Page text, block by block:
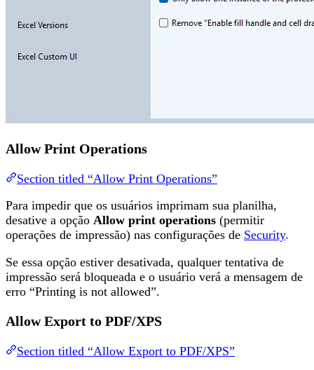
Allow Print Operations
Section titled “Allow Print Operations”
Para impedir que os usuários imprimam sua planilha,
desative a opção Allow print operations (permitir
operações de impressão) nas configurações de Security.
Se essa opção estiver desativada, qualquer tentativa de
impressão será bloqueada e o usuário verá a mensagem de
erro “Printing is not allowed”.
Allow Export to PDF/XPS
Section titled “Allow Export to PDF/XPS”